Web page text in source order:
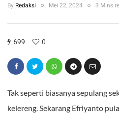
By Redaksi Mei 22, 2024 3 Mins
699 0
Tak seperti biasanya sepulang
kelereng. Sekarang Efriyanto